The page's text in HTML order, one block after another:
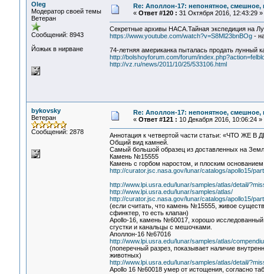
Oleg
Модератор своей темы
Ветеран
Сообщений: 8943
Йожык в нирване
Re: Аполлон-17: непонятное, смешное,
« Ответ #120 : 31 Октября 2016, 12:43:29 »
Секретные архивы НАСА.Тайная экспедиция на
https://www.youtube.com/watch?v=S8Ml23bnBOg-
74-летняя американка пыталась продать лунный
http://bolshoyforum.com/forum/
http://vz.ru/news/2011/10/25/533106.html
bykovsky
Ветеран
Сообщений: 2878
Re: Аполлон-17: непонятное, смешное,
« Ответ #121 : 10 Декабря 2016, 10:06:24 »
Аннотация к четвертой части статьи: «ЧТО
Общий вид камней.
Самый большой образец из доставленных на
Камень №15555
Камень с горбом наростом, и плоским
http://curator.jsc.nasa.gov/lunar/catalogs/apollo15/
http://www.lpi.usra.edu/lunar/samples/atlas/detail/
http://www.lpi.usra.edu/lunar/samples/atlas/
http://curator.jsc.nasa.gov/lunar/catalogs/apollo15/
(если считать, что камень №15555, живое
сфинктер, то есть клапан)
Apollo-16, камень №60017, хорошо
сгустки и канальцы с мешочками.
Аполлон-16 №67016
http://www.lpi.usra.edu/lunar/samples/atlas/
(поперечный разрез, показывает наличие
животных)
http://www.lpi.usra.edu/lunar/samples/atlas/detail/
Apollo 16 №60018 умер от истощения, согласно